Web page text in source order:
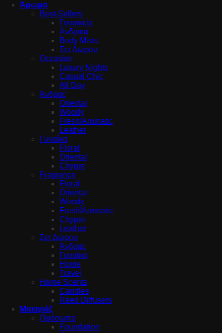
Άρωμα
Best-Sellers
Γυναικεία
Ανδρικά
Body Mists
Σετ Δώρου
Occasion
Luxury Nights
Casual Chic
All Day
Άνδρας
Oriental
Woody
Fresh/Aromatic
Leather
Γυναίκα
Floral
Oriental
Chypre
Fragrance
Floral
Oriental
Woody
Fresh/Aromatic
Chypre
Leather
Σετ Δώρου
Άνδρας
Γυναίκα
Home
Travel
Home Scents
Candles
Reed Diffusers
Μακιγιάζ
Πρόσωπο
Foundation